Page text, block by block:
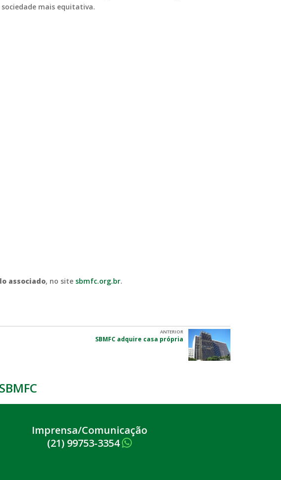
mais equitativa.
associado, no site sbmfc.org.br.
ANTERIOR
SBMFC adquire casa própria
Imprensa/Comunicação
(21) 99753-3354